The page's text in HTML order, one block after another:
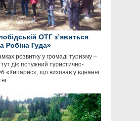
ОТГ з’явиться
Робіна Гуда»
розвитку у громаді туризму –
діє потужний туристично-
«Кипарис», що виховав у єднанні